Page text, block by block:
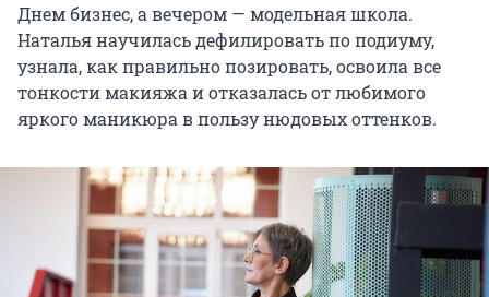
Днем бизнес, а вечером — модельная школа.
Наталья научилась дефилировать по подиуму,
узнала, как правильно позировать, освоила все
тонкости макияжа и отказалась от любимого
яркого маникюра в пользу нюдовых оттенков.